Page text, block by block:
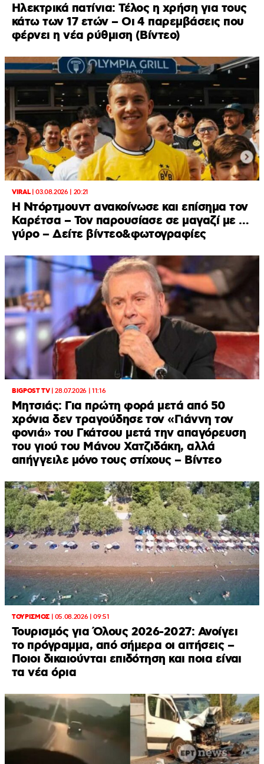
Ηλεκτρικά πατίνια: Τέλος η χρήση για τους
κάτω των 17 ετών – Οι 4 παρεμβάσεις που
φέρνει η νέα ρύθμιση (Βίντεο)
VIRAL|03.08.2026 | 20:21
Η Ντόρτμουντ ανακοίνωσε και επίσημα τον
Καρέτσα – Τον παρουσίασε σε μαγαζί με …
γύρο – Δείτε βίντεο&φωτογραφίες
BIGPOST TV|28.07.2026 | 11:16
Μητσιάς: Για πρώτη φορά μετά από 50
χρόνια δεν τραγούδησε τον «Γιάννη τον
φονιά» του Γκάτσου μετά την απαγόρευση
του γιού του Μάνου Χατζιδάκη, αλλά
απήγγειλε μόνο τους στίχους – Βίντεο
ΤΟΥΡΙΣΜΟΣ| 05.08.2026 | 09:51
Τουρισμός για Όλους 2026-2027: Ανοίγει
το πρόγραμμα, από σήμερα οι αιτήσεις –
Ποιοι δικαιούνται επιδότηση και ποια είναι
τα νέα όρια